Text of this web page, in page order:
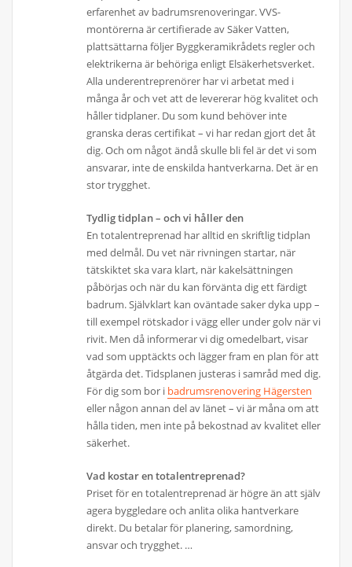
erfarenhet av badrumsrenoveringar. VVS-
montörerna är certifierade av Säker Vatten,
plattsättarna följer Byggkeramikrådets regler och
elektrikerna är behöriga enligt Elsäkerhetsverket.
Alla underentreprenörer har vi arbetat med i
många år och vet att de levererar hög kvalitet och
håller tidplaner. Du som kund behöver inte
granska deras certifikat – vi har redan gjort det åt
dig. Och om något ändå skulle bli fel är det vi som
ansvarar, inte de enskilda hantverkarna. Det är en
stor trygghet.
Tydlig tidplan – och vi håller den
En totalentreprenad har alltid en skriftlig tidplan
med delmål. Du vet när rivningen startar, när
tätskiktet ska vara klart, när kakelsättningen
påbörjas och när du kan förvänta dig ett färdigt
badrum. Självklart kan oväntade saker dyka upp –
till exempel rötskador i vägg eller under golv när vi
rivit. Men då informerar vi dig omedelbart, visar
vad som upptäckts och lägger fram en plan för att
åtgärda det. Tidsplanen justeras i samråd med dig.
För dig som bor i badrumsrenovering Hägersten
eller någon annan del av länet – vi är måna om att
hålla tiden, men inte på bekostnad av kvalitet eller
säkerhet.
Vad kostar en totalentreprenad?
Priset för en totalentreprenad är högre än att själv
agera byggledare och anlita olika hantverkare
direkt. Du betalar för planering, samordning,
ansvar och trygghet. …